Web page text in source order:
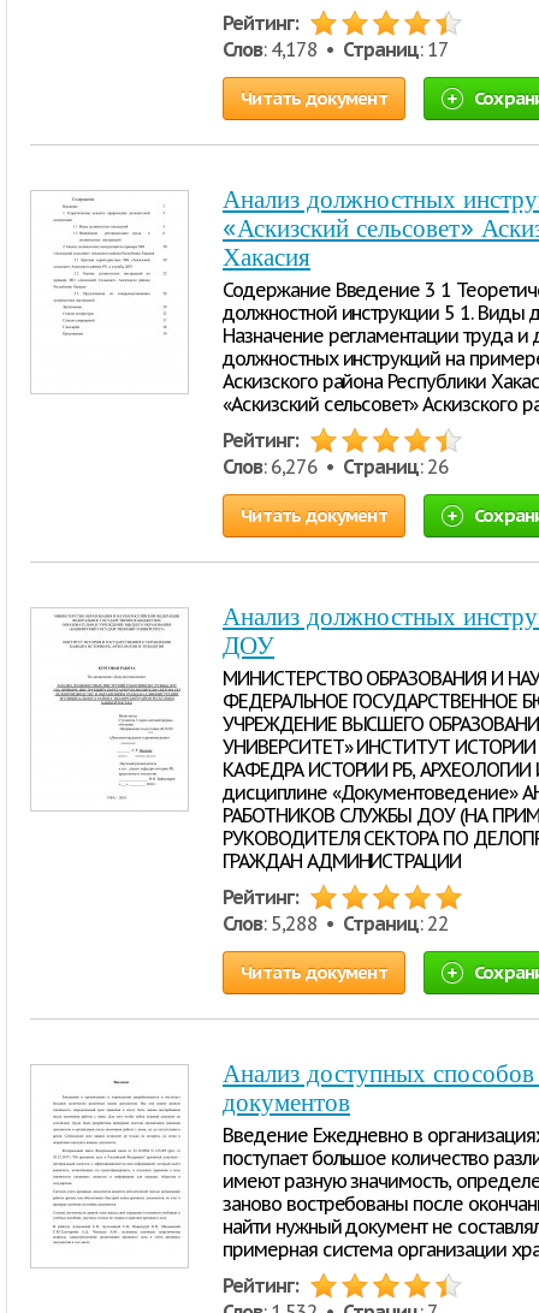
Рейтинг:
Слов: 4,178 • Страниц: 17
Читать документ
Анализ должностных
«Аскизский сельсовет»
Хакасия
Содержание Введение 3 1
должностной инструкции 5 1. Виды
Назначение регламентации труда
должностных инструкций на
Аскизского района Республики
«Аскизский сельсовет»
Рейтинг:
Слов: 6,276 • Страниц: 26
Читать документ
Анализ должностных
ДОУ
МИНИСТЕРСТВО ОБРАЗОВАНИЯ И
ФЕДЕРАЛЬНОЕ ГОСУДАРСТВЕННОЕ
УЧРЕЖДЕНИЕ ВЫСШЕГО
УНИВЕРСИТЕТ» ИНСТИТУТ
КАФЕДРА ИСТОРИИ РБ,
дисциплине
РАБОТНИКОВ СЛУЖБЫ ДОУ (НА
РУКОВОДИТЕЛЯ СЕКТОРА ПО
ГРАЖДАН АДМИНИСТРАЦИИ
Рейтинг:
Слов: 5,288 • Страниц: 22
Читать документ
Анализ доступных
документов
Введение Ежедневно в
поступает большое количество
имеют разную значимость,
заново востребованы после
найти нужный документ не
примерная система организации
Рейтинг: